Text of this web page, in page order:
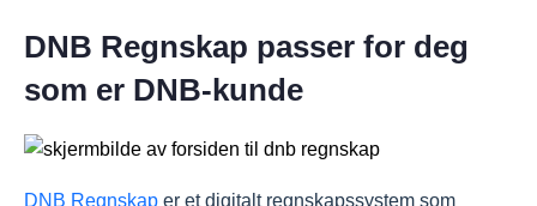
DNB Regnskap passer for deg
som er DNB-kunde
DNB Regnskap er et digitalt regnskapssystem som